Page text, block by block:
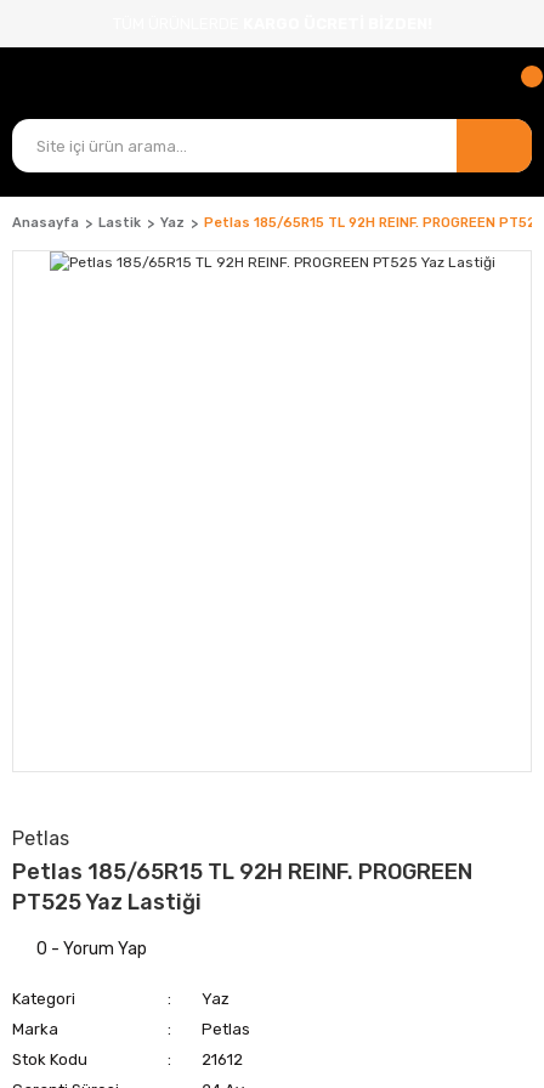
Anasayfa Lastik Yaz Petlas 185/65R15 TL 92H REINF. PROGREEN
Petlas
Petlas 185/65R15 TL 92H REINF. PROGREEN
PT525 Yaz Lastiği
0 - Yorum Yap
Kategori
Yaz
Marka
Petlas
Stok Kodu
21612